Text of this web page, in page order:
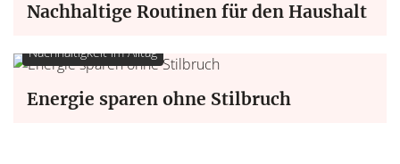
Nachhaltige Routinen für den Haushalt
Nachhaltigkeit im Alltag
Energie sparen ohne Stilbruch